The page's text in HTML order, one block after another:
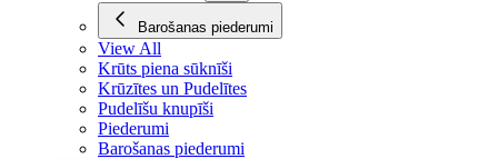
Barošanas piederumi
View All
Krūts piena sūknīši
Krūzītes un Pudelītes
Pudelīšu knupīši
Piederumi
Barošanas piederumi